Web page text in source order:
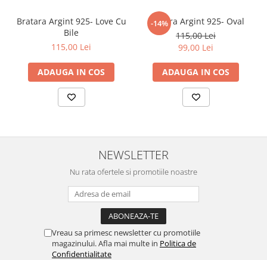
Bratara Argint 925- Love Cu
Bile
115,00 Lei
ADAUGA IN COS
-14%
Bratara Argint 925- Oval
115,00 Lei
99,00 Lei
ADAUGA IN COS
NEWSLETTER
Nu rata ofertele si promotiile noastre
Vreau sa primesc newsletter cu promotiile
magazinului. Afla mai multe in Politica de
Confidentialitate